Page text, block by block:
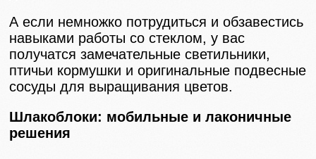
А если немножко потрудиться и обзавестись
навыками работы со стеклом, у вас
получатся замечательные светильники,
птичьи кормушки и оригинальные подвесные
сосуды для выращивания цветов.
Шлакоблоки: мобильные и лаконичные
решения